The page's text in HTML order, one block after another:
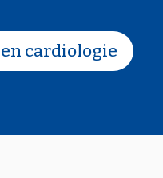
cardiologie